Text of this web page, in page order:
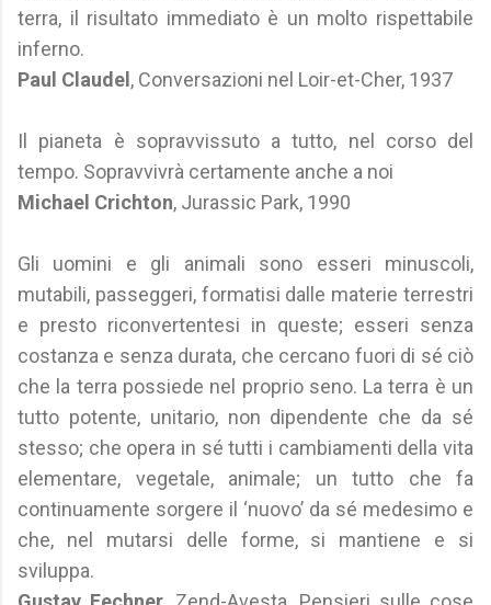
terra, il risultato immediato è un molto rispettabile
inferno.
Paul Claudel , Conversazioni nel Loir-et-Cher, 1937
Il pianeta è sopravvissuto a tutto, nel corso del
tempo. Sopravvivrà certamente anche a noi
Michael Crichton, Jurassic Park, 1990
Gli uomini e gli animali sono esseri minuscoli,
mutabili, passeggeri, formatisi dalle materie terrestri
e presto riconvertentesi in queste; esseri senza
costanza e senza durata, che cercano fuori di sé ciò
che la terra possiede nel proprio seno. La terra è un
tutto potente, unitario, non dipendente che da sé
stesso; che opera in sé tutti i cambiamenti della vita
elementare, vegetale, animale; un tutto che fa
continuamente sorgere il ‘nuovo’ da sé medesimo e
che, nel mutarsi delle forme, si mantiene e si
sviluppa.